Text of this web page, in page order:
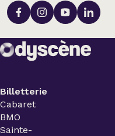
Billetterie
Cabaret
BMO
Sainte-